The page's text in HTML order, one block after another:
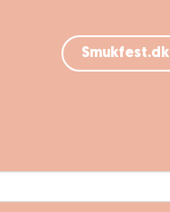
Smukfest.dk